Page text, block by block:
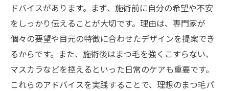
ドバイスがあります。まず、施術前に自分の希望や不安
をしっかり伝えることが大切です。理由は、専門家が
個々の要望や目元の特徴に合わせたデザインを提案でき
るからです。また、施術後はまつ毛を強くこすらない、
マスカラなどを控えるといった日常のケアも重要です。
これらのアドバイスを実践することで、理想のまつ毛パ